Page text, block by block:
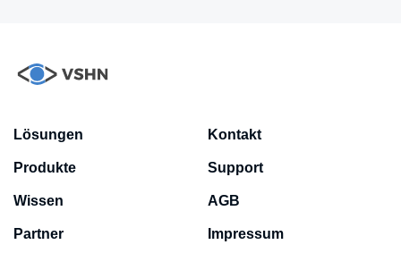
Lösungen
Produkte
Wissen
Partner
Kontakt
Support
AGB
Impressum